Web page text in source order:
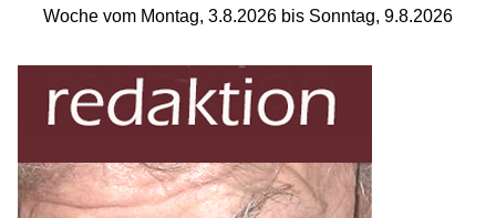
Woche vom Montag, 3.8.2026 bis Sonntag, 9.8.2026